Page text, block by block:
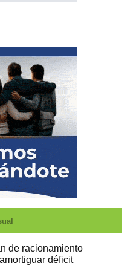
de racionamiento
déficit